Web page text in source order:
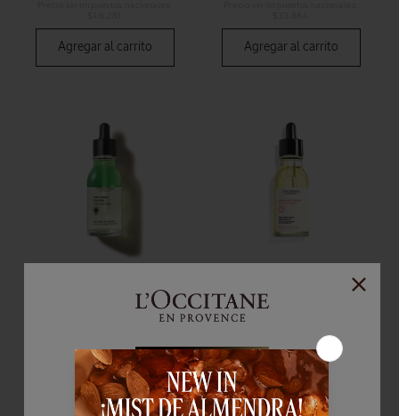
Agregar al carrito Agregar al carrito
Serum Capilar Anti-Caída
$100.000
Precio sin impuestos nacionales:
$82.645
Agregar al carrito
Aceite Infusionado
$62.000
Precio sin impuestos nacionales:
$51.240
Agregar al carrito